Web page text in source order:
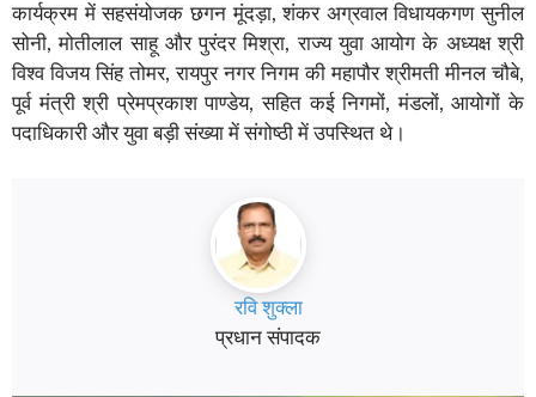
कार्यक्रम में सहसंयोजक छगन मूंदड़ा, शंकर अग्रवाल विधायकगण सुनील
सोनी, मोतीलाल साहू और पुरंदर मिश्रा, राज्य युवा आयोग के अध्यक्ष श्री
विश्व विजय सिंह तोमर, रायपुर नगर निगम की महापौर श्रीमती मीनल चौबे,
पूर्व मंत्री श्री प्रेमप्रकाश पाण्डेय, सहित कई निगमों, मंडलों, आयोगों के
पदाधिकारी और युवा बड़ी संख्या में संगोष्ठी में उपस्थित थे।
रवि शुक्ला
प्रधान संपादक